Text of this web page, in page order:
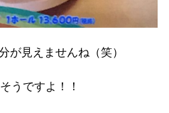
が見えませんね（笑）
うですよ！！